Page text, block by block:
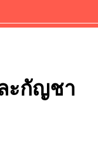
ะกัญชา​